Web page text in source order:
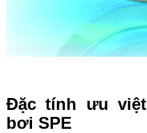
Đặc tính ưu
bơi SPE